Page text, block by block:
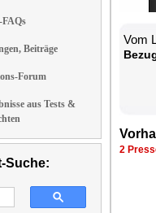
Beiträge
Forum
aus Tests &
Suche:
Vom
2